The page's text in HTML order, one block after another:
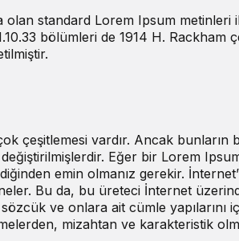
olan standard Lorem Ipsum
bölümleri de 1914 H.
çeşitlemesi vardır. Ancak
Eğer bir Lorem
emin olmanız gerekir.
Bu da, bu üreteci İnternet
ve onlara ait cümle
mizahtan ve karakteristik